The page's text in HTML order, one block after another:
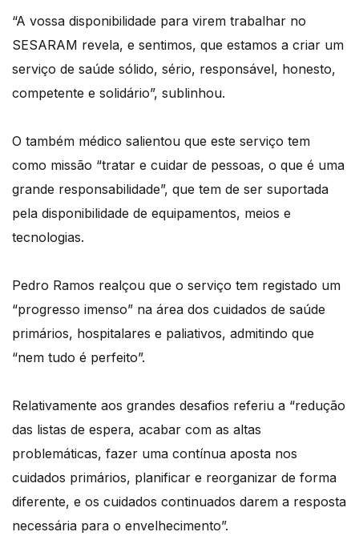
“A vossa disponibilidade para virem trabalhar no
SESARAM revela, e sentimos, que estamos a criar um
serviço de saúde sólido, sério, responsável, honesto,
competente e solidário”, sublinhou.
O também médico salientou que este serviço tem
como missão “tratar e cuidar de pessoas, o que é uma
grande responsabilidade”, que tem de ser suportada
pela disponibilidade de equipamentos, meios e
tecnologias.
Pedro Ramos realçou que o serviço tem registado um
“progresso imenso” na área dos cuidados de saúde
primários, hospitalares e paliativos, admitindo que
“nem tudo é perfeito”.
Relativamente aos grandes desafios referiu a “redução
das listas de espera, acabar com as altas
problemáticas, fazer uma contínua aposta nos
cuidados primários, planificar e reorganizar de forma
diferente, e os cuidados continuados darem a resposta
necessária para o envelhecimento”.